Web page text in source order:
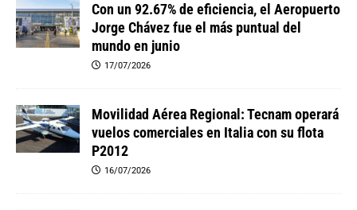
Con un 92.67% de eficiencia, el Aeropuerto
Jorge Chávez fue el más puntual del
mundo en junio
17/07/2026
Movilidad Aérea Regional: Tecnam operará
vuelos comerciales en Italia con su flota
P2012
16/07/2026